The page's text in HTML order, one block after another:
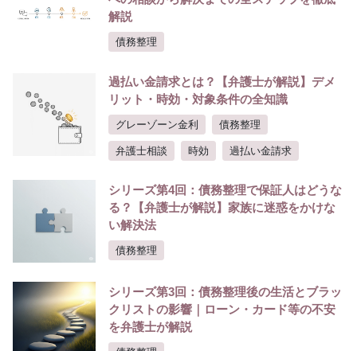
解説
債務整理
過払い金請求とは？【弁護士が解説】デメ
リット・時効・対象条件の全知識
グレーゾーン金利 債務整理
弁護士相談 時効 過払い金請求
シリーズ第4回：債務整理で保証人はどうな
る？【弁護士が解説】家族に迷惑をかけな
い解決法
債務整理
シリーズ第3回：債務整理後の生活とブラッ
クリストの影響｜ローン・カード等の不安
を弁護士が解説